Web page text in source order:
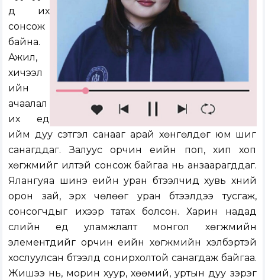
д их
сонсож
байна.
Ажил,
хичээл
ийн
ачаалал
их үед
ийм дуу сэтгэл санааг арай хөнгөлдөг юм шиг
санагддаг. Залуус орчин үеийн поп, хип хоп
хөгжмийг илүүтэй сонсож байгаа нь анзаарагддаг.
Ялангуяа шинэ үеийн уран бүтээлчид хувь хүний
орон зай, эрх чөлөөг уран бүтээлдээ тусгаж,
сонсогчдыг ихээр татах болсон. Харин надад
сүүлийн үед уламжлалт монгол хөгжмийн
элементүүдийг орчин үеийн хөгжмийн хэлбэртэй
хослуулсан бүтээлүүд сонирхолтой санагдаж байгаа.
Жишээ нь, морин хуур, хөөмий, уртын дуу зэрэг